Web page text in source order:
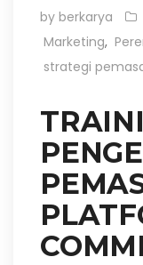
by berkarya
Marketing,
strategi